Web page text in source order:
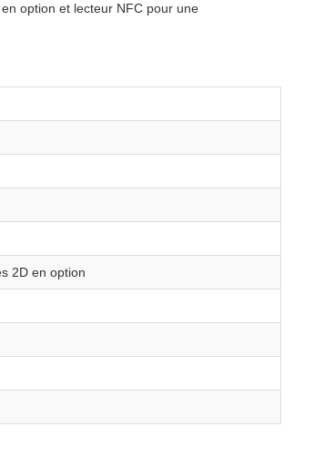
option et lecteur NFC pour une
2D en option